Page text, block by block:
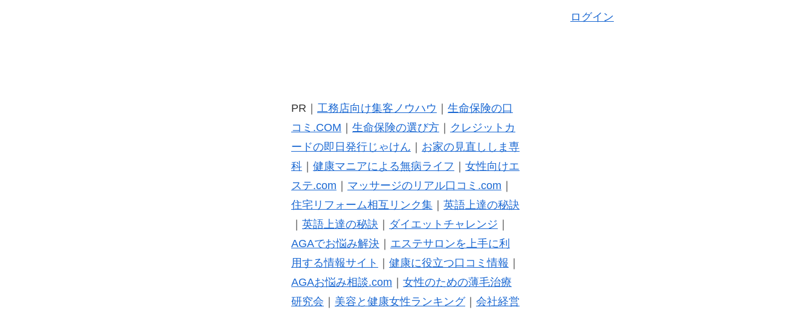
ログイン
PR｜ 工務店向け集客ノウハウ
生命保険の口
コミ.COM
生命保険の選び方｜
クレジットカ
ードの即日発行じゃけん
お家の見直ししま専
科｜ 健康マニアによる無病ライフ
女性向けエ
ステ.com
マッサージのリアル口コミ.com
住宅リフォーム相互リンク集｜ 英語上達の秘訣
英語上達の秘訣 ダイエットチャレンジ
AGAでお悩み解決｜ エステサロンを上手に利
用する情報サイト
健康に役立つ口コミ情報
AGAお悩み相談.com
女性のための薄毛治療
研究会
美容と健康女性ランキング｜ 会社経営